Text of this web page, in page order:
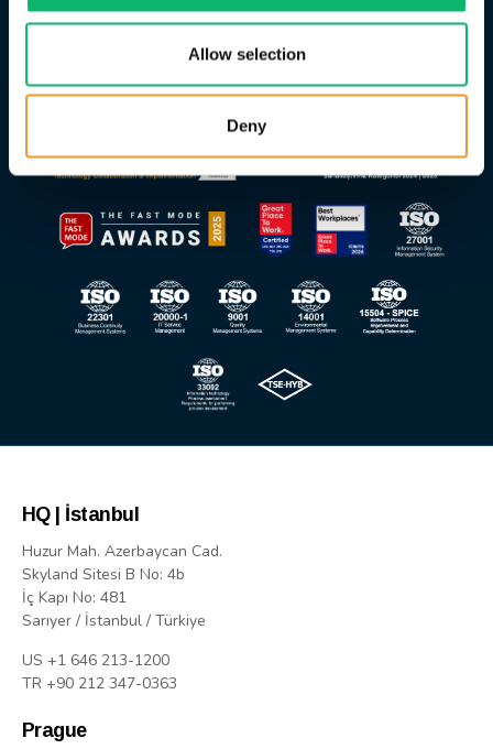
Allow selection
Deny
HQ | İstanbul
Huzur Mah. Azerbaycan Cad.
Skyland Sitesi B No: 4b
İç Kapı No: 481
Sarıyer / İstanbul / Türkiye
US +1 646 213-1200
TR +90 212 347-0363
Prague